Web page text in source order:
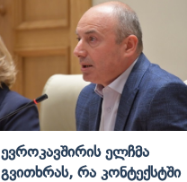
Ევროკავშირის Ელჩმა
Გვითხრას, Რა Კონტექსტში